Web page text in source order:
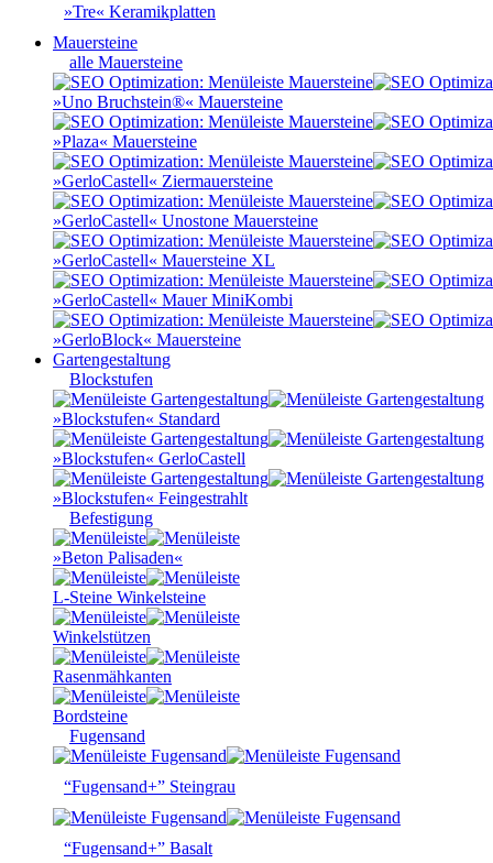
»Tre« Keramikplatten
Mauersteine
alle Mauersteine
»Uno Bruchstein®« Mauersteine
»Plaza« Mauersteine
»GerloCastell« Ziermauersteine
»GerloCastell« Unostone Mauersteine
»GerloCastell« Mauersteine XL
»GerloCastell« Mauer MiniKombi
»GerloBlock« Mauersteine
Gartengestaltung
Blockstufen
»Blockstufen« Standard
»Blockstufen« GerloCastell
»Blockstufen« Feingestrahlt
Befestigung
»Beton Palisaden«
L-Steine Winkelsteine
Winkelstützen
Rasenmähkanten
Bordsteine
Fugensand
“Fugensand+” Steingrau
“Fugensand+” Basalt